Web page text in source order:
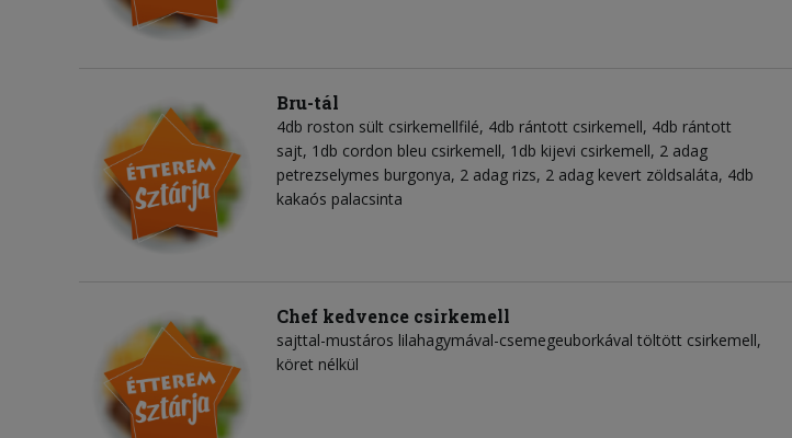
Bru-tál
4db roston sült csirkemellfilé, 4db rántott csirkemell, 4db rántott
sajt, 1db cordon bleu csirkemell, 1db kijevi csirkemell, 2 adag
petrezselymes burgonya, 2 adag rizs, 2 adag kevert zöldsaláta, 4db
kakaós palacsinta
Chef kedvence csirkemell
sajttal-mustáros lilahagymával-csemegeuborkával töltött csirkemell,
köret nélkül